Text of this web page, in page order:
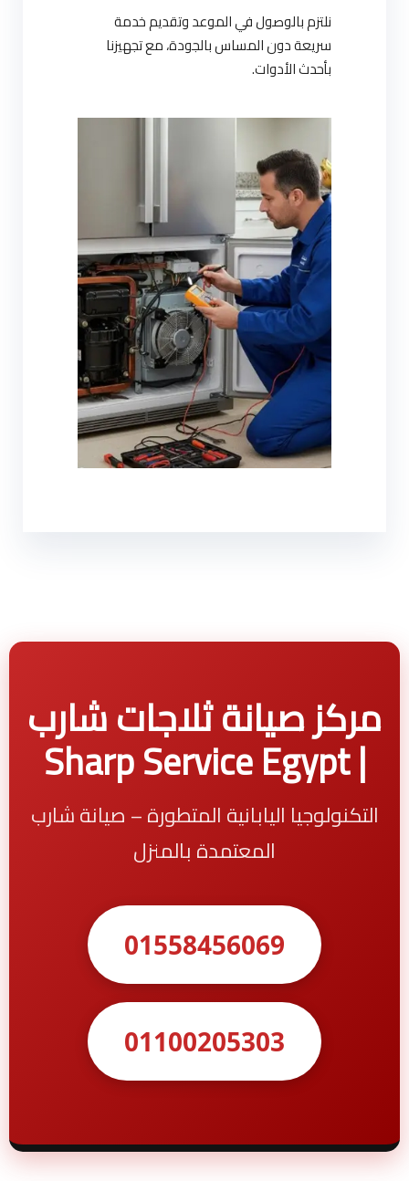
نلتزم بالوصول في الموعد وتقديم خدمة
سريعة دون المساس بالجودة، مع تجهيزنا
بأحدث الأدوات.
مركز صيانة ثلاجات شارب
| Sharp Service Egypt
التكنولوجيا اليابانية المتطورة – صيانة شارب
المعتمدة بالمنزل
01558456069
01100205303